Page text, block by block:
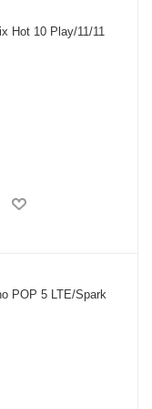
Hot 10 Play/11/11
POP 5 LTE/Spark